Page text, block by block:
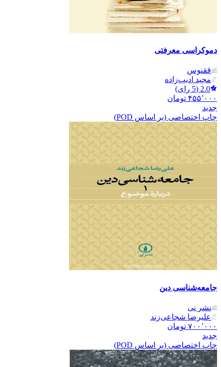
دموکراسی معرفتی
ققنوس
مجید ادیب‌زاده
2.0
(
5 رای)
۴۵۵٬۰۰۰ تومان
جدید
چاپ اختصاصی (بر اساس POD)
جامعه‌شناسی دین
نشر نی
علیرضا شجاعی‌زند
۷۰۰٬۰۰۰ تومان
جدید
چاپ اختصاصی (بر اساس POD)